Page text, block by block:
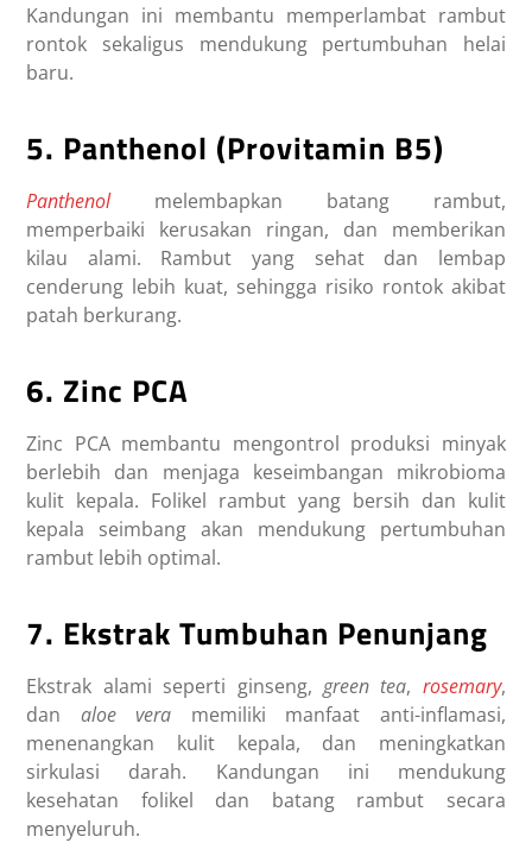
Kandungan ini membantu memperlambat rambut
rontok sekaligus mendukung pertumbuhan helai
baru.
5. Panthenol (Provitamin B5)
Panthenolmelembapkan batang rambut,
memperbaiki kerusakan ringan, dan memberikan
kilau alami. Rambut yang sehat dan lembap
cenderung lebih kuat, sehingga risiko rontok akibat
patah berkurang.
6. Zinc PCA
Zinc PCA membantu mengontrol produksi minyak
berlebih dan menjaga keseimbangan mikrobioma
kulit kepala. Folikel rambut yang bersih dan kulit
kepala seimbang akan mendukung pertumbuhan
rambut lebih optimal.
7. Ekstrak Tumbuhan Penunjang
Ekstrak alami seperti ginseng, green tea, rosemary,
dan aloe vera memiliki manfaat anti-inflamasi,
menenangkan kulit kepala, dan meningkatkan
sirkulasi darah. Kandungan ini mendukung
kesehatan folikel dan batang rambut secara
menyeluruh.